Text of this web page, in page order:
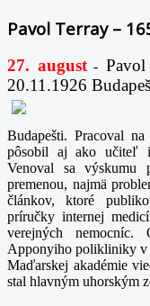
Pavol Terray –
27. august- Pavol
20.11.1926
Budapešti. Pracoval
pôsobil aj ako učiteľ
Venoval sa výskumu
premenou, najmä
článkov, ktoré
príručky internej
verejných
Apponyiho polikliniky v
Maďarskej akadémie
stal hlavným uhorským